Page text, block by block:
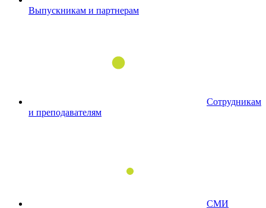
Выпускникам и партнерам
Сотрудникам
и преподавателям
СМИ